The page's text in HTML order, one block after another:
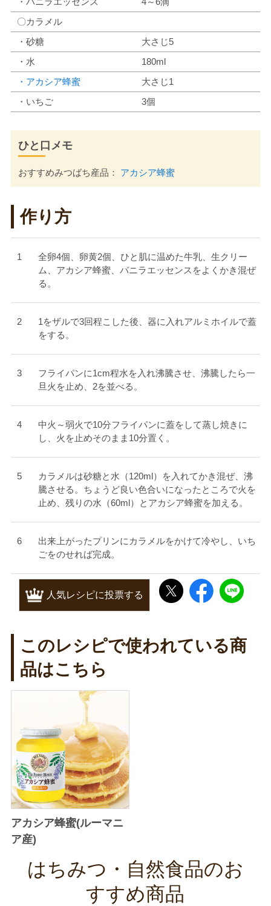
〇カラメル
・砂糖
大さじ5
・水
180ml
・アカシア蜂蜜
大さじ1
・いちご
3個
ひと口メモ
おすすめみつばち産品： アカシア蜂蜜
作り方
全卵4個、卵黄2個、ひと肌に温めた牛乳、生クリー
ム、アカシア蜂蜜、バニラエッセンスをよくかき混ぜ
る。
1をザルで3回程こした後、器に入れアルミホイルで蓋
をする。
フライパンに1cm程水を入れ沸騰させ、沸騰したら一
旦火を止め、2を並べる。
中火～弱火で10分フライパンに蓋をして蒸し焼きに
し、火を止めそのまま10分置く。
カラメルは砂糖と水（120ml）を入れてかき混ぜ、沸
騰させる。ちょうど良い色合いになったところで火を
止め、残りの水（60ml）とアカシア蜂蜜を加える。
出来上がったプリンにカラメルをかけて冷やし、いち
ごをのせれば完成。
人気レシピに投票する
このレシピで使われている商
品はこちら
アカシア蜂蜜(ルーマニ
ア産)
はちみつ・自然食品のお
すすめ商品